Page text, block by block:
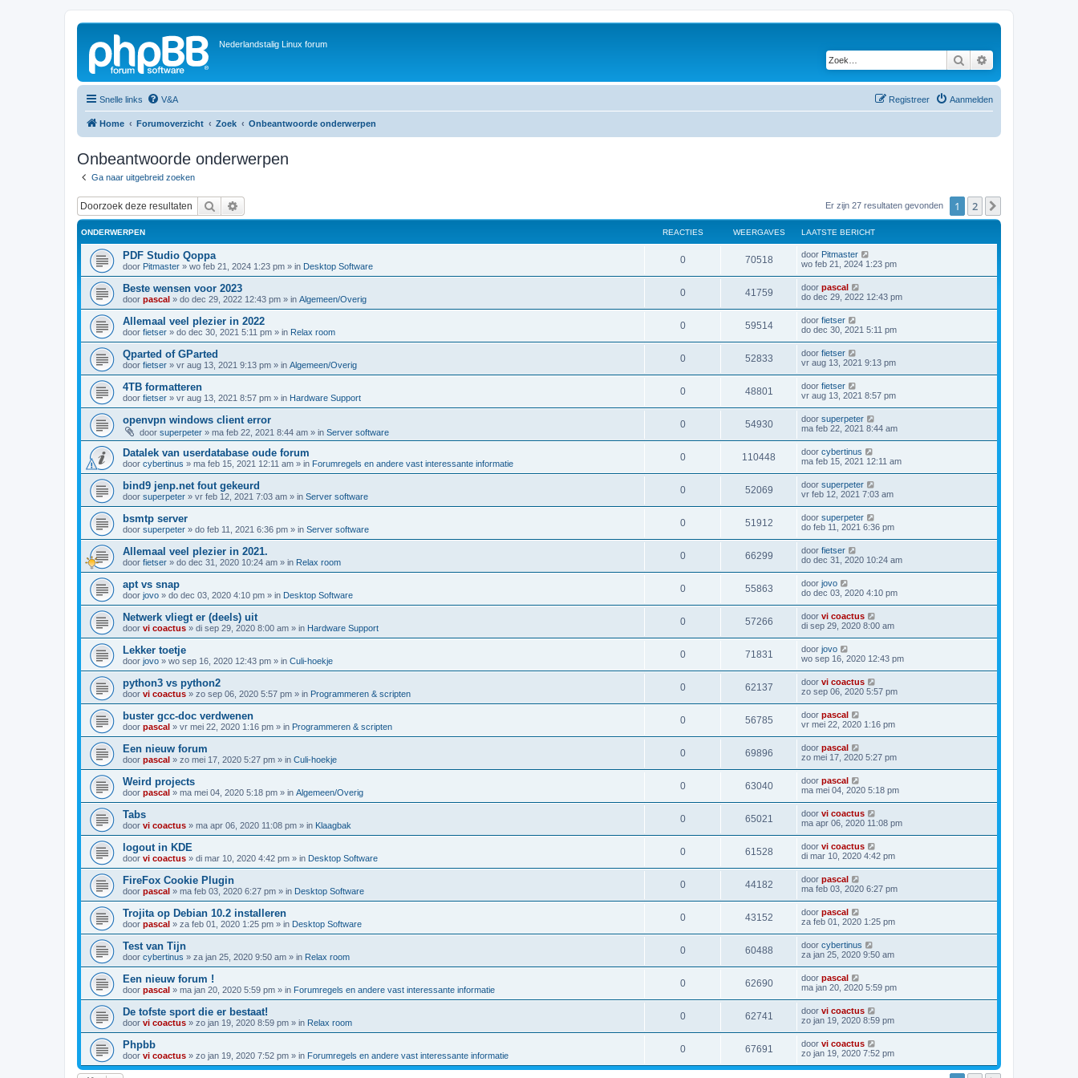
Nederlandstalig Linux forum
Zoek
Snelle links V&A Aanmelden
Registreer
Home Forumoverzicht Zoek Onbeantwoorde onderwerpen
Onbeantwoorde onderwerpen
Ga naar uitgebreid zoeken
Zoek Er zijn 27 resultaten gevonden 1 2
ONDERWERPEN REACTIES WEERGAVES LAATSTE BERICHT
PDF Studio Qoppa
door Pitmaster » wo feb 21, 2024 1:23 pm » in Desktop Software
0 70518 door Pitmaster
wo feb 21, 2024 1:23 pm
Beste wensen voor 2023
door pascal » do dec 29, 2022 12:43 pm » in Algemeen/Overig
0 41759 door pascal
do dec 29, 2022 12:43 pm
Allemaal veel plezier in 2022
door fietser » do dec 30, 2021 5:11 pm » in Relax room
0 59514 door fietser
do dec 30, 2021 5:11 pm
Qparted of GParted
door fietser » vr aug 13, 2021 9:13 pm » in Algemeen/Overig
0 52833 door fietser
vr aug 13, 2021 9:13 pm
4TB formatteren
door fietser » vr aug 13, 2021 8:57 pm » in Hardware Support
0 48801 door fietser
vr aug 13, 2021 8:57 pm
openvpn windows client error
door superpeter » ma feb 22, 2021 8:44 am » in Server software
0 54930 door superpeter
ma feb 22, 2021 8:44 am
Datalek van userdatabase oude forum
door cybertinus » ma feb 15, 2021 12:11 am » in Forumregels en andere vast interessante informatie
0 110448 door cybertinus
ma feb 15, 2021 12:11 am
bind9 jenp.net fout gekeurd
door superpeter » vr feb 12, 2021 7:03 am » in Server software
0 52069 door superpeter
vr feb 12, 2021 7:03 am
bsmtp server
door superpeter » do feb 11, 2021 6:36 pm » in Server software
0 51912 door superpeter
do feb 11, 2021 6:36 pm
Allemaal veel plezier in 2021.
door fietser » do dec 31, 2020 10:24 am » in Relax room
0 66299 door fietser
do dec 31, 2020 10:24 am
apt vs snap
door jovo » do dec 03, 2020 4:10 pm » in Desktop Software
0 55863 door jovo
do dec 03, 2020 4:10 pm
Netwerk vliegt er (deels) uit
door vi coactus » di sep 29, 2020 8:00 am » in Hardware Support
0 57266 door vi coactus
di sep 29, 2020 8:00 am
Lekker toetje
door jovo » wo sep 16, 2020 12:43 pm » in Culi-hoekje
0 71831 door jovo
wo sep 16, 2020 12:43 pm
python3 vs python2
door vi coactus » zo sep 06, 2020 5:57 pm » in Programmeren & scripten
0 62137 door vi coactus
zo sep 06, 2020 5:57 pm
buster gcc-doc verdwenen
door pascal » vr mei 22, 2020 1:16 pm » in Programmeren & scripten
0 56785 door pascal
vr mei 22, 2020 1:16 pm
Een nieuw forum
door pascal » zo mei 17, 2020 5:27 pm » in Culi-hoekje
0 69896 door pascal
zo mei 17, 2020 5:27 pm
Weird projects
door pascal » ma mei 04, 2020 5:18 pm » in Algemeen/Overig
0 63040 door pascal
ma mei 04, 2020 5:18 pm
Tabs
door vi coactus » ma apr 06, 2020 11:08 pm » in Klaagbak
0 65021 door vi coactus
ma apr 06, 2020 11:08 pm
logout in KDE
door vi coactus » di mar 10, 2020 4:42 pm » in Desktop Software
0 61528 door vi coactus
di mar 10, 2020 4:42 pm
FireFox Cookie Plugin
door pascal » ma feb 03, 2020 6:27 pm » in Desktop Software
0 44182 door pascal
ma feb 03, 2020 6:27 pm
Trojita op Debian 10.2 installeren
door pascal » za feb 01, 2020 1:25 pm » in Desktop Software
0 43152 door pascal
za feb 01, 2020 1:25 pm
Test van Tijn
door cybertinus » za jan 25, 2020 9:50 am » in Relax room
0 60488 door cybertinus
za jan 25, 2020 9:50 am
Een nieuw forum !
door pascal » ma jan 20, 2020 5:59 pm » in Forumregels en andere vast interessante informatie
0 62690 door pascal
ma jan 20, 2020 5:59 pm
De tofste sport die er bestaat!
door vi coactus » zo jan 19, 2020 8:59 pm » in Relax room
0 62741 door vi coactus
zo jan 19, 2020 8:59 pm
Phpbb
door vi coactus » zo jan 19, 2020 7:52 pm » in Forumregels en andere vast interessante informatie
0 67691 door vi coactus
zo jan 19, 2020 7:52 pm